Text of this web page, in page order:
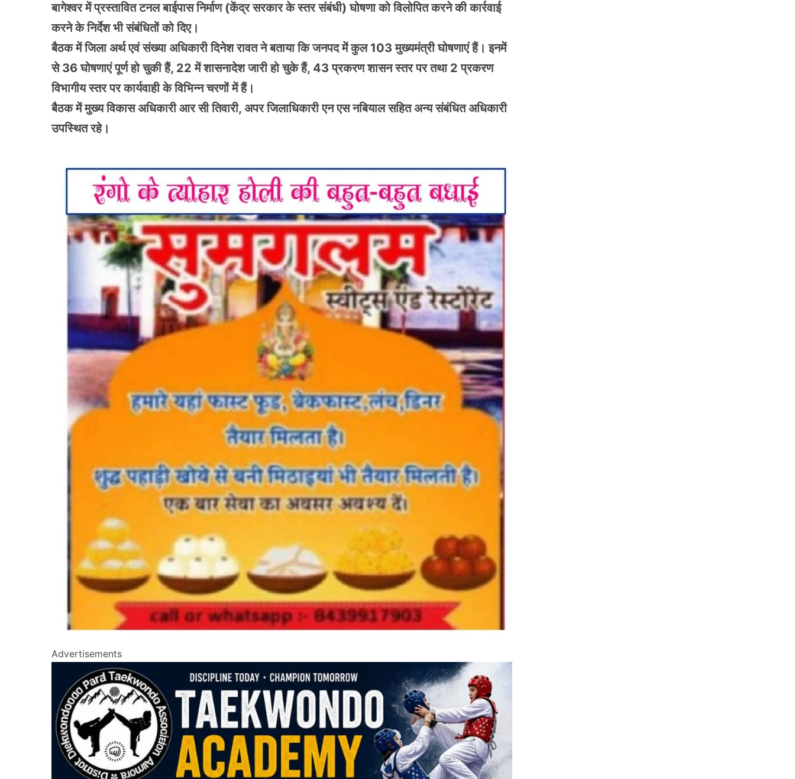
बागेश्वर में प्रस्तावित टनल बाईपास निर्माण (केंद्र सरकार के स्तर संबंधी) घोषणा को विलोपित करने की कार्रवाई
करने के निर्देश भी संबंधितों को दिए।
बैठक में जिला अर्थ एवं संख्या अधिकारी दिनेश रावत ने बताया कि जनपद में कुल 103 मुख्यमंत्री घोषणाएं हैं। इनमें
से 36 घोषणाएं पूर्ण हो चुकी हैं, 22 में शासनादेश जारी हो चुके हैं, 43 प्रकरण शासन स्तर पर तथा 2 प्रकरण
विभागीय स्तर पर कार्यवाही के विभिन्न चरणों में हैं।
बैठक में मुख्य विकास अधिकारी आर सी तिवारी, अपर जिलाधिकारी एन एस नबियाल सहित अन्य संबंधित अधिकारी
उपस्थित रहे।
Advertisements